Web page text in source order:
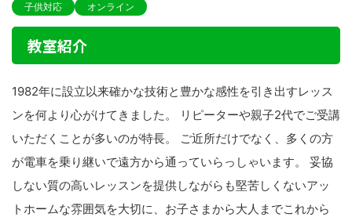
子供対応 オンライン
教室紹介
1982年に設立以来確かな技術と豊かな感性を引き出すレッス
ンを何より心がけてきました。 リピーターや親子2代でご受講
いただくことが多いのが特長。 ご近所だけでなく、多くの方
が電車を乗り継いで遠方から通っていらっしゃいます。 妥協
しない質の高いレッスンを提供しながらも堅苦しくないアッ
トホームな雰囲気を大切に、お子さまから大人までこれから